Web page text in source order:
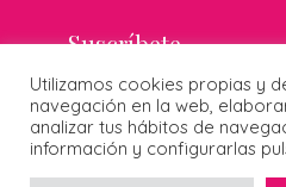
Suscríbete
© 2026 Cristina Mitre · Todos
Utilizamos cookies propias y
navegación en la web,
analizar tus hábitos de
información y configurarlas